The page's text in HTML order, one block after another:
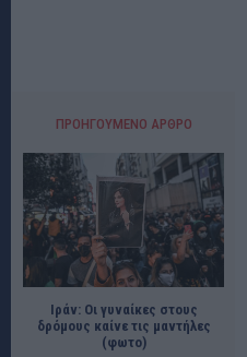
ΠΡΟΗΓΟΎΜΕΝΟ ΆΡΘΡΟ
Ιράν: Οι γυναίκες στους
δρόμους καίνε τις μαντήλες
(φωτο)